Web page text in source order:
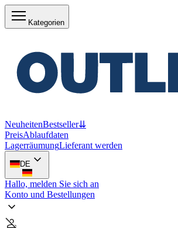
Kategorien
NeuheitenBestseller⇊
PreisAblaufdaten
LagerräumungLieferant werden
DE
Hallo, melden Sie sich an
Konto und Bestellungen